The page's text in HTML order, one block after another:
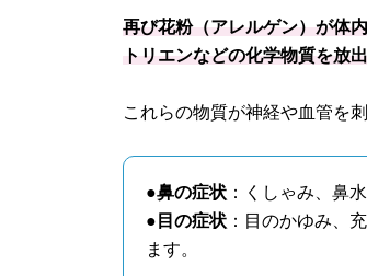
再び花粉（アレルゲン）が体
トリエンなどの化学物質を放
これらの物質が神経や血管を
●鼻の症状 ：くしゃみ、鼻
●目の症状 ：目のかゆみ、
ます。